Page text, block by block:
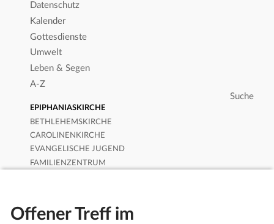
Datenschutz
Kalender
Gottesdienste
Umwelt
Leben & Segen
A-Z
EPIPHANIASKIRCHE
BETHLEHEMSKIRCHE
CAROLINENKIRCHE
EVANGELISCHE JUGEND
FAMILIENZENTRUM
Offener Treff im